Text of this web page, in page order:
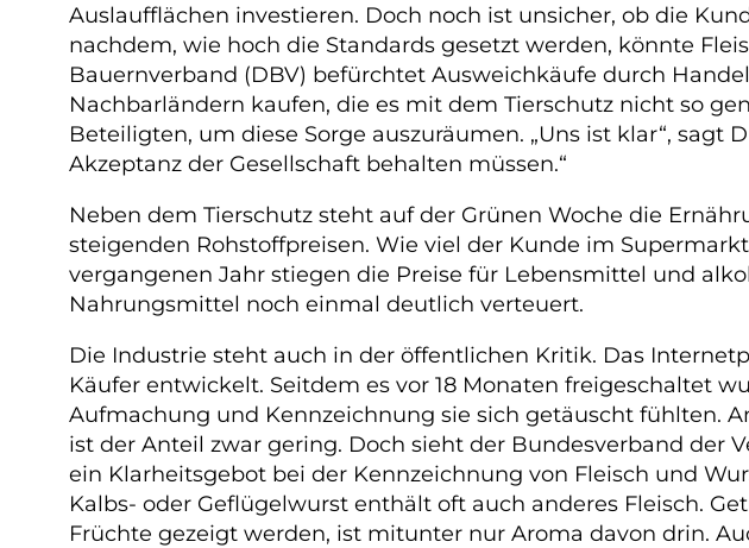
Auslaufflächen investieren. Doch noch ist unsicher, ob die
nachdem, wie hoch die Standards gesetzt werden, könnte
Bauernverband (DBV) befürchtet Ausweichkäufe durch
Nachbarländern kaufen, die es mit dem Tierschutz nicht so
Beteiligten, um diese Sorge auszuräumen. „Uns ist klar“,
Akzeptanz der Gesellschaft behalten müssen.“
Neben dem Tierschutz steht auf der Grünen Woche die
steigenden Rohstoffpreisen. Wie viel der Kunde im
vergangenen Jahr stiegen die Preise für Lebensmittel und
Nahrungsmittel noch einmal deutlich verteuert.
Die Industrie steht auch in der öffentlichen Kritik. Das
Käufer entwickelt. Seitdem es vor 18 Monaten freigeschaltet
Aufmachung und Kennzeichnung sie sich getäuscht fühlten.
ist der Anteil zwar gering. Doch sieht der Bundesverband der
ein Klarheitsgebot bei der Kennzeichnung von Fleisch und
Kalbs- oder Geflügelwurst enthält oft auch anderes Fleisch.
Früchte gezeigt werden, ist mitunter nur Aroma davon drin.